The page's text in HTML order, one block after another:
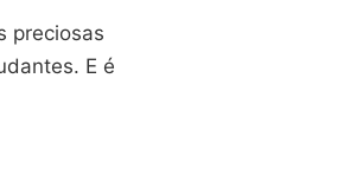
preciosas
E é